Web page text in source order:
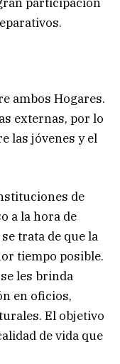
ambos Hogares.
externas, por lo
las jóvenes y el
de
a la hora de
trata de que la
tiempo posible.
les brinda
en oficios,
El objetivo
de vida que